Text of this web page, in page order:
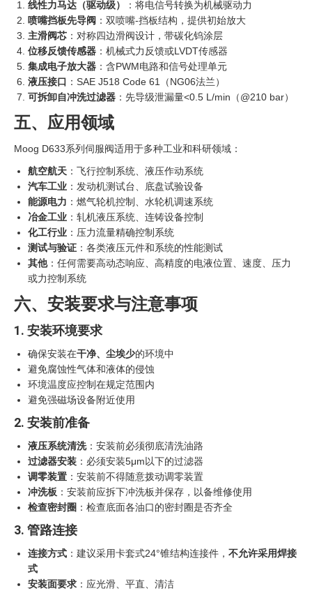
线性力马达（驱动级）
‍：将电信号转换为机械驱动力
喷嘴挡板先导阀 ：双喷嘴-挡板结构，提供初始放大
主滑阀芯 ：对称四边滑阀设计，带碳化钨涂层
位移反馈传感器 ：机械式力反馈或LVDT传感器
集成电子放大器 ：含PWM电路和信号处理单元
液压接口 ：SAE J518 Code 61（NG06法兰）
可拆卸自冲洗过滤器 ：先导级泄漏量<0.5 L/min（@210 bar）
五、应用领域
Moog D633系列伺服阀适用于多种工业和科研领域：
航空航天 ：飞行控制系统、液压作动系统
汽车工业 ：发动机测试台、底盘试验设备
能源电力 ：燃气轮机控制、水轮机调速系统
冶金工业 ：轧机液压系统、连铸设备控制
化工行业 ：压力流量精确控制系统
测试与验证 ：各类液压元件和系统的性能测试
其他：任何需要高动态响应、高精度的电液位置、速度、压力
或力控制系统
六、安装要求与注意事项
1. 安装环境要求
确保安装在干净、尘埃少的环境中
避免腐蚀性气体和液体的侵蚀
环境温度应控制在规定范围内
避免强磁场设备附近使用
2. 安装前准备
液压系统清洗：安装前必须彻底清洗油路
过滤器安装 ：必须安装5μm以下的过滤器
调零装置 ：安装前不得随意拨动调零装置
冲洗板 ：安装前应拆下冲洗板并保存，以备维修使用
检查密封圈 ：检查底面各油口的密封圈是否齐全
3. 管路连接
连接方式 ：建议采用卡套式24°锥结构连接件， 不允许采用焊接
式
安装面要求 ：应光滑、平直、清洁